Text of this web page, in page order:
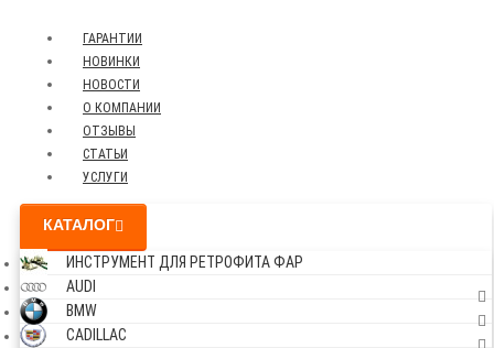
ГАРАНТИИ
НОВИНКИ
НОВОСТИ
О КОМПАНИИ
ОТЗЫВЫ
СТАТЬИ
УСЛУГИ
КАТАЛОГ
ИНСТРУМЕНТ ДЛЯ РЕТРОФИТА ФАР
AUDI
BMW
CADILLAC